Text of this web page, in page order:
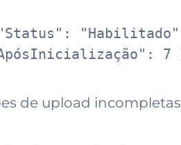
"Status":
de upload